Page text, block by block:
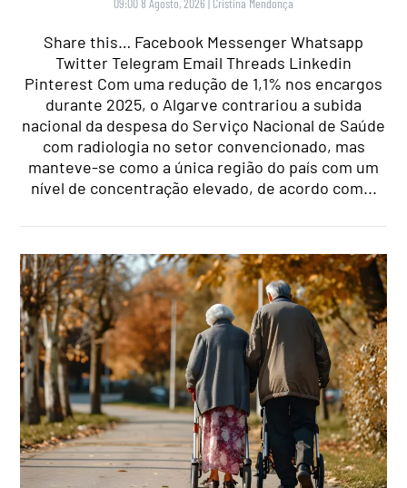
Share this… Facebook Messenger Whatsapp
Twitter Telegram Email Threads Linkedin
Pinterest Com uma redução de 1,1% nos encargos
durante 2025, o Algarve contrariou a subida
nacional da despesa do Serviço Nacional de Saúde
com radiologia no setor convencionado, mas
manteve-se como a única região do país com um
nível de concentração elevado, de acordo com...